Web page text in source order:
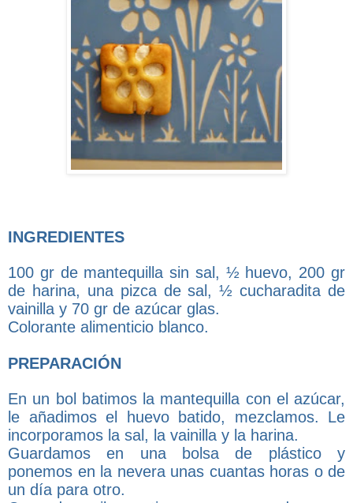
INGREDIENTES
100 gr de mantequilla sin sal, ½ huevo, 200 gr
de harina, una pizca de sal, ½ cucharadita de
vainilla y 70 gr de azúcar glas.
Colorante alimenticio blanco.
PREPARACIÓN
En un bol batimos la mantequilla con el azúcar,
le añadimos el huevo batido, mezclamos. Le
incorporamos la sal, la vainilla y la harina.
Guardamos en una bolsa de plástico y
ponemos en la nevera unas cuantas horas o de
un día para otro.